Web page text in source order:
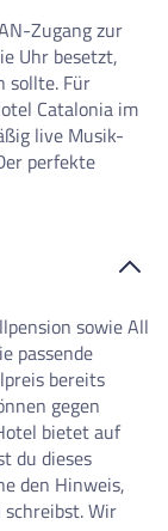
Zugang zur
Uhr besetzt,
sollte. Für
Catalonia im
live Musik-
perfekte
sowie All
passende
bereits
gegen
bietet auf
du dieses
den Hinweis,
Wir